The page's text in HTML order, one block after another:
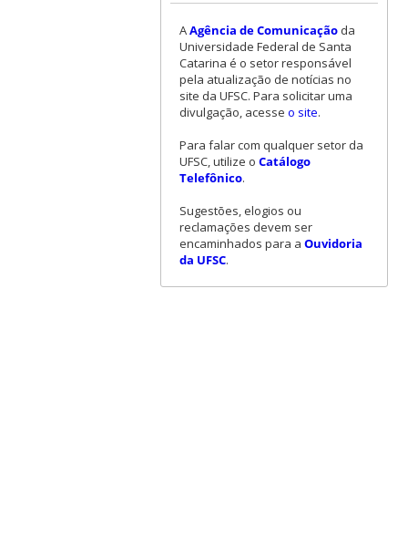
AAgência de Comunicaçãoda
Universidade Federal de Santa
Catarina é o setor responsável
pela atualização de notícias no
site da UFSC. Para solicitar uma
divulgação, acesse o site.
Para falar com qualquer setor da
UFSC, utilize o Catálogo
Telefônico.
Sugestões, elogios ou
reclamações devem ser
encaminhados para a Ouvidoria
da UFSC.